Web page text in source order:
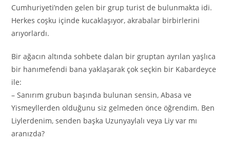
Cumhuriyeti’nden gelen bir grup turist de bulunmakta idi.
Herkes coşku içinde kucaklaşıyor, akrabalar birbirlerini
arıyorlardı.
Bir ağacın altında sohbete dalan bir gruptan ayrılan yaşlıca
bir hanımefendi bana yaklaşarak çok seçkin bir Kabardeyce
ile:
– Sanırım grubun başında bulunan sensin, Abasa ve
Yismeyllerden olduğunu siz gelmeden önce öğrendim. Ben
Liylerdenim, senden başka Uzunyaylalı veya Liy var mı
aranızda?